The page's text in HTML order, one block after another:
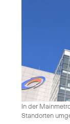
In der
Standorten